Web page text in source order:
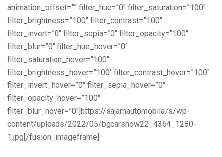
animation_offset=”” filter_hue=”0″ filter_saturation=”100″
filter_brightness=”100″ filter_contrast=”100″
filter_invert=”0″ filter_sepia=”0″ filter_opacity=”100″
filter_blur=”0″ filter_hue_hover=”0″
filter_saturation_hover=”100″
filter_brightness_hover=”100″ filter_contrast_hover=”100″
filter_invert_hover=”0″ filter_sepia_hover=”0″
filter_opacity_hover=”100″
filter_blur_hover=”0″]https://sajamautomobila.rs/wp-
content/uploads/2022/05/bgcarshow22_4364_1280-
1.jpg[/fusion_imageframe]